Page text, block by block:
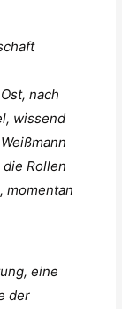
nach
wissend
Rollen
momentan
eine
der